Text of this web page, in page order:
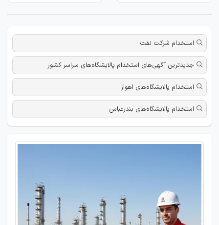
استخدام شرکت نفت
جدیدترین آگهی‌های استخدام پالایشگاه‌های سراسر کشور
استخدام پالایشگاه‌های اهواز
استخدام پالایشگاه‌های بندرعباس